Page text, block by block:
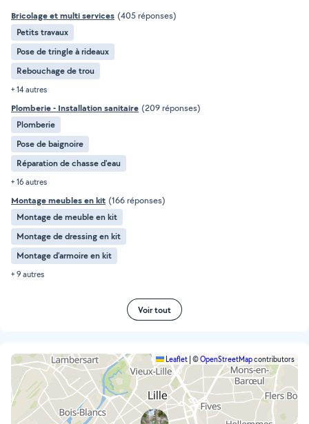
Bricolage et multi services (405 réponses)
Petits travaux
Pose de tringle à rideaux
Rebouchage de trou
+ 14 autres
Plomberie - Installation sanitaire (209 réponses)
Plomberie
Pose de baignoire
Réparation de chasse d'eau
+ 16 autres
Montage meubles en kit (166 réponses)
Montage de meuble en kit
Montage de dressing en kit
Montage d'armoire en kit
+ 9 autres
Voir tout
Leaflet ©OpenStreetMapcontributors